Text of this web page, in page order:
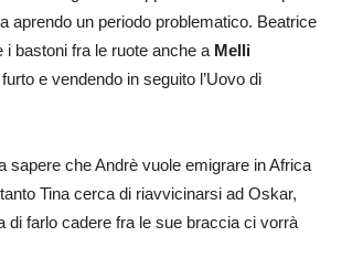
aprendo un periodo problematico. Beatrice
i bastoni fra le ruote anche a Melli
e vendendo in seguito l’Uovo di
sapere che Andrè vuole emigrare in Africa
Tina cerca di riavvicinarsi ad Oskar,
di farlo cadere fra le sue braccia ci vorrà